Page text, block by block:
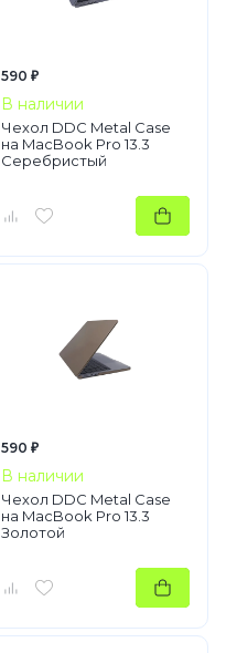
590 ₽
В наличии
Чехол DDC Metal Case
на MacBook Pro 13.3
Серебристый
590 ₽
В наличии
Чехол DDC Metal Case
на MacBook Pro 13.3
Золотой